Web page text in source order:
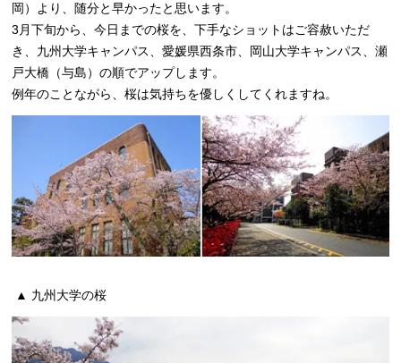
岡）より、随分と早かったと思います。
3月下旬から、今日までの桜を、下手なショットはご容赦いただ
き、九州大学キャンパス、愛媛県西条市、岡山大学キャンパス、瀬
戸大橋（与島）の順でアップします。
例年のことながら、桜は気持ちを優しくしてくれますね。
▲ 九州大学の桜